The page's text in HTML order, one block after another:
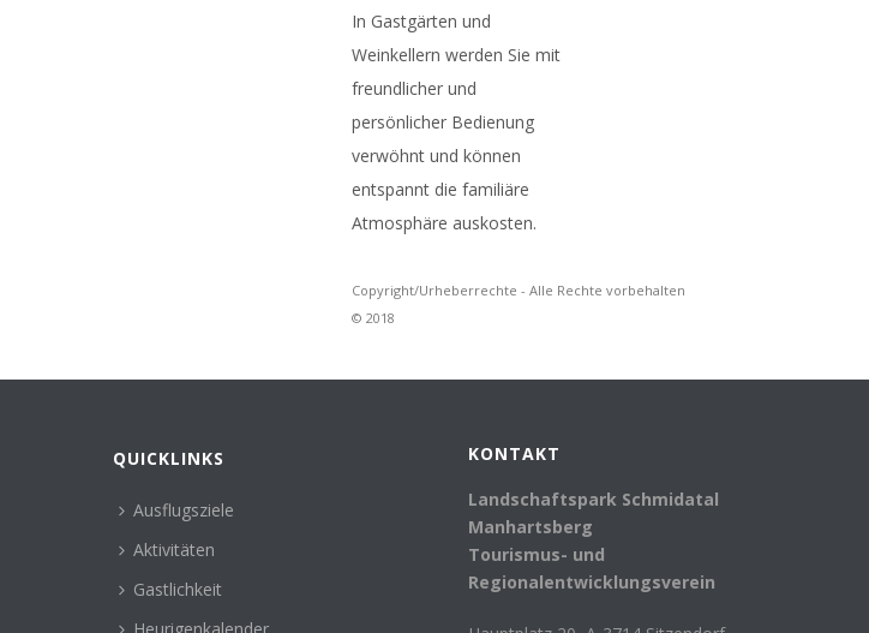
In Gastgärten und
Weinkellern werden Sie mit
freundlicher und
persönlicher Bedienung
verwöhnt und können
entspannt die familiäre
Atmosphäre auskosten.
Copyright/Urheberrechte - Alle Rechte vorbehalten
© 2018
QUICKLINKS
Ausflugsziele
Aktivitäten
Gastlichkeit
KONTAKT
Landschaftspark Schmidatal
Manhartsberg
Tourismus- und
Regionalentwicklungsverein